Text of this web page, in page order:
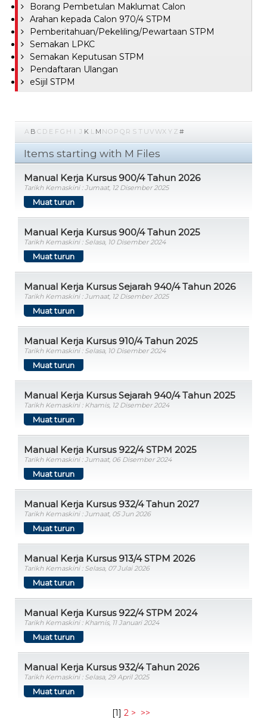
Borang Pembetulan Maklumat Calon
Arahan kepada Calon 970/4 STPM
Pemberitahuan/Pekeliling/Pewartaan STPM
Semakan LPKC
Semakan Keputusan STPM
Pendaftaran Ulangan
eSijil STPM
A B C D E F G H I J K L M NO P Q R S T UV WX Y Z #
Items starting with M Files
Manual Kerja Kursus 900/4 Tahun 2026
Tarikh Kemaskini : Jumaat, 12 Disember 2025
Muat turun
Manual Kerja Kursus 900/4 Tahun 2025
Tarikh Kemaskini : Selasa, 10 Disember 2024
Muat turun
Manual Kerja Kursus Sejarah 940/4 Tahun 2026
Tarikh Kemaskini : Jumaat, 12 Disember 2025
Muat turun
Manual Kerja Kursus 910/4 Tahun 2025
Tarikh Kemaskini : Selasa, 10 Disember 2024
Muat turun
Manual Kerja Kursus Sejarah 940/4 Tahun 2025
Tarikh Kemaskini : Khamis, 12 Disember 2024
Muat turun
Manual Kerja Kursus 922/4 STPM 2025
Tarikh Kemaskini : Jumaat, 06 Disember 2024
Muat turun
Manual Kerja Kursus 932/4 Tahun 2027
Tarikh Kemaskini : Jumaat, 05 Jun 2026
Muat turun
Manual Kerja Kursus 913/4 STPM 2026
Tarikh Kemaskini : Selasa, 07 Julai 2026
Muat turun
Manual Kerja Kursus 922/4 STPM 2024
Tarikh Kemaskini : Khamis, 11 Januari 2024
Muat turun
Manual Kerja Kursus 932/4 Tahun 2026
Tarikh Kemaskini : Selasa, 29 April 2025
Muat turun
[1] 2 > >>